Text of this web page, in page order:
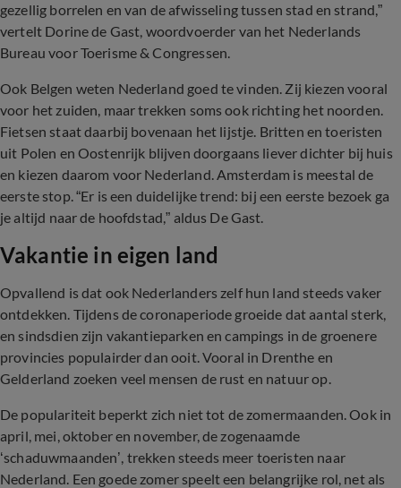
gezellig borrelen en van de afwisseling tussen stad en strand,”
vertelt Dorine de Gast, woordvoerder van het Nederlands
Bureau voor Toerisme & Congressen.
Ook Belgen weten Nederland goed te vinden. Zij kiezen vooral
voor het zuiden, maar trekken soms ook richting het noorden.
Fietsen staat daarbij bovenaan het lijstje. Britten en toeristen
uit Polen en Oostenrijk blijven doorgaans liever dichter bij huis
en kiezen daarom voor Nederland. Amsterdam is meestal de
eerste stop. “Er is een duidelijke trend: bij een eerste bezoek ga
je altijd naar de hoofdstad,” aldus De Gast.
Vakantie in eigen land
Opvallend is dat ook Nederlanders zelf hun land steeds vaker
ontdekken. Tijdens de coronaperiode groeide dat aantal sterk,
en sindsdien zijn vakantieparken en campings in de groenere
provincies populairder dan ooit. Vooral in Drenthe en
Gelderland zoeken veel mensen de rust en natuur op.
De populariteit beperkt zich niet tot de zomermaanden. Ook in
april, mei, oktober en november, de zogenaamde
‘schaduwmaanden’, trekken steeds meer toeristen naar
Nederland. Een goede zomer speelt een belangrijke rol, net als